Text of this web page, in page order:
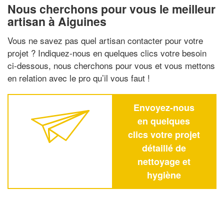
Nous cherchons pour vous le meilleur
artisan à Aiguines
Vous ne savez pas quel artisan contacter pour votre
projet ? Indiquez-nous en quelques clics votre besoin
ci-dessous, nous cherchons pour vous et vous mettons
en relation avec le pro qu’il vous faut !
Envoyez-nous
en quelques
clics votre projet
détaillé de
nettoyage et
hygiène